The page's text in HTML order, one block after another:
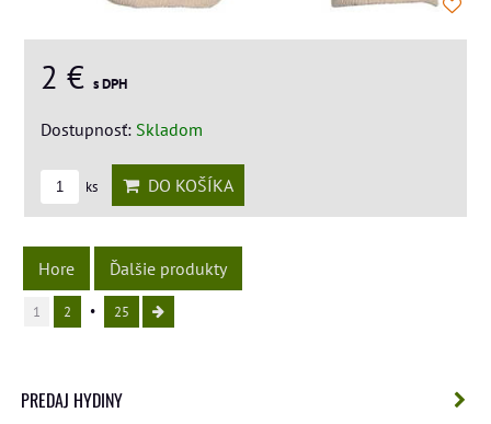
2 € s DPH
Dostupnosť: Skladom
ks DO KOŠÍKA
Hore Ďalšie produkty
1 2 25
PREDAJ HYDINY